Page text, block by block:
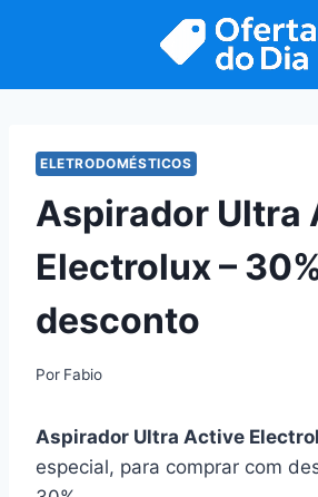
ELETRODOMÉSTICOS
Aspirador Ultra
Electrolux –
desconto
Por Fabio
Aspirador Ultra Active
especial, para comprar com